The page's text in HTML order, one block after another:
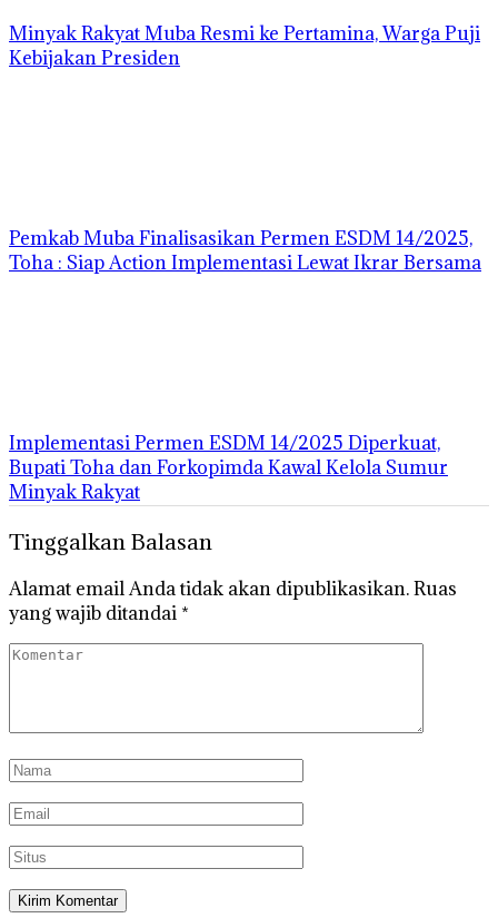
Minyak Rakyat Muba Resmi ke Pertamina, Warga Puji
Kebijakan Presiden
Pemkab Muba Finalisasikan Permen ESDM 14/2025,
Toha : Siap Action Implementasi Lewat Ikrar Bersama
Implementasi Permen ESDM 14/2025 Diperkuat,
Bupati Toha dan Forkopimda Kawal Kelola Sumur
Minyak Rakyat
Tinggalkan Balasan
Alamat email Anda tidak akan dipublikasikan.Ruas
yang wajib ditandai *